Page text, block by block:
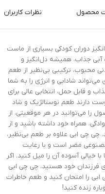
محصول نظرات کاربران
دوران کودکی بسیاری از ماست
جذاب، همیشه دل‌انگیز و
محبوب، ترکیبی بی‌نظیر از طعم
شادابی و انرژی را به شما
و قابل حمل، انتخابی عالی برای
دارند طعم نوستالژیک و شاد
را می‌توانید در هر موقعیتی، از
همراه خود داشته باشید و از
چی چی ابی علاوه بر طعم بی‌نظیر،
مضر است و با رعایت
خیالی آسوده آن را میل کنید. اگر
فرزندان خود هستید، چی چی ابی
را امتحان کنید و طعم خاطرات
زنده کنید!